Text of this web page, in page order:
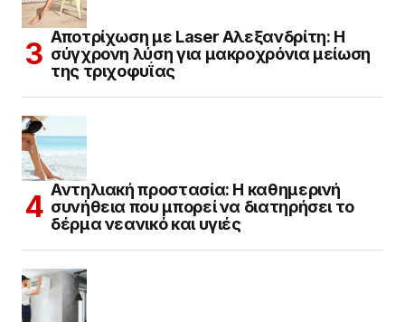
Αποτρίχωση με Laser Αλεξανδρίτη: Η
σύγχρονη λύση για μακροχρόνια μείωση
της τριχοφυΐας
Αντηλιακή προστασία: Η καθημερινή
συνήθεια που μπορεί να διατηρήσει το
δέρμα νεανικό και υγιές